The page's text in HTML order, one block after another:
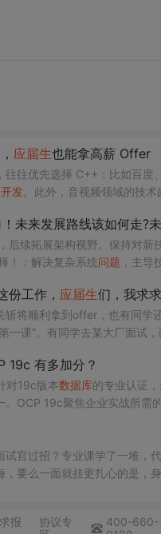
， 应届生也能拿高薪 Offer
往优先选择 C++：比如百
开发。此外，音视频领域的技术
难接触到系统的学习资源，
！未来发展路线该如何走?
续拓展架构视野。保持对新
！：解决复杂系统问题 ，主
份工作， 应届生们，我求
将顺利拿到offer，也有同学
一课”。有同学去某大厂面试
19c 有多加分？
对19c版本数据库的专业认证
OCP 19c聚焦企业实战所
试官过招？专业课学了一堆，
要么一面就挂更扎心的是，
报
协议专
400-660-